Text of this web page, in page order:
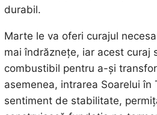
durabil.
Marte le va oferi curajul
mai îndrăznețe, iar acest curaj
combustibil pentru a-și
asemenea, intrarea Soarelui în
sentiment de stabilitate,